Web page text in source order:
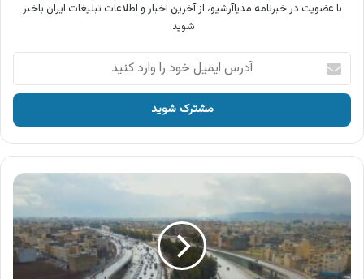
با عضویت در خبرنامه مدیاآرشیو، از آخرین اخبار و اطلاعات تبلیغات ایران باخبر
شوید.
آدرس
ایمیل
خود
وارد
کنید
آگهی
شهرداری
شیراز،
قول
دادیم
ساختیم